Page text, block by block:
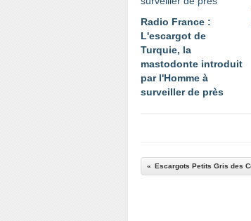
Radio France :
L'escargot de
Turquie, la
mastodonte introduit
par l'Homme à
surveiller de près